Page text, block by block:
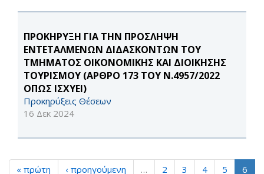
ΠΡΟΚΗΡΥΞΗ ΓΙΑ ΤΗΝ ΠΡΟΣΛΗΨΗ
ΕΝΤΕΤΑΛΜΕΝΩΝ ΔΙΔΑΣΚΟΝΤΩΝ ΤΟΥ
ΤΜΗΜΑΤΟΣ ΟΙΚΟΝΟΜΙΚΗΣ ΚΑΙ ΔΙΟΙΚΗΣΗΣ
ΤΟΥΡΙΣΜΟΥ (ΑΡΘΡΟ 173 ΤΟΥ Ν.4957/2022
ΟΠΩΣ ΙΣΧΥΕΙ)
Προκηρύξεις Θέσεων
16 Δεκ 2024
« πρώτη ‹ προηγούμενη … 2 3 4 5
6